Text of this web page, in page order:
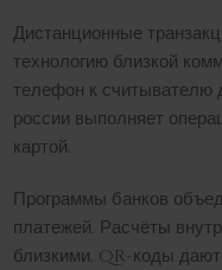
Дистанционные
технологию близкой
телефон к считывателю
россии выполняет
картой.
Программы банков
платежей. Расчёты
близкими. QR-коды